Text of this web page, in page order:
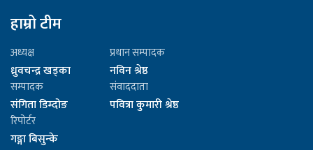
हाम्रो टीम
अध्यक्ष
ध्रुवचन्द्र खड्का
प्रधान सम्पादक
नविन श्रेष्ठ
सम्पादक
संगिता डिम्दोङ
संवाददाता
पवित्रा कुमारी श्रेष्ठ
रिपोर्टर
गङ्गा बिसुन्के